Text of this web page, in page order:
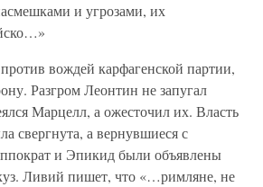
и угрозами, их
вождей карфагенской партии,
Разгром Леонтин не запугал
Марцелл, а ожесточил их. Власть
свергнута, а вернувшиеся с
и Эпикид были объявлены
Ливий пишет, что «…римляне, не